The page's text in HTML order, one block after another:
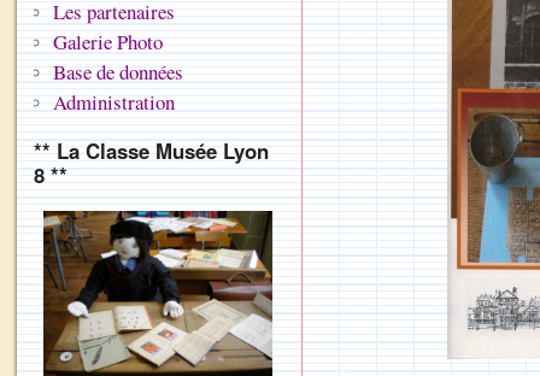
Les partenaires
Galerie Photo
Base de données
Administration
** La Classe Musée Lyon
8 **